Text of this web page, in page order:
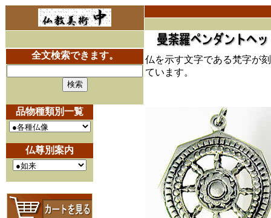
全文検索できます。
品物種類別一覧
仏尊別案内
仏を示す文字である梵字が
ています。